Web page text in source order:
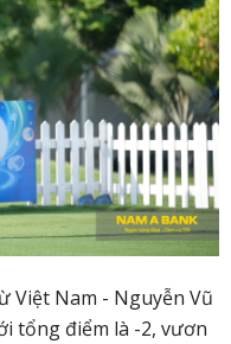
Việt Nam - Nguyễn Vũ
tổng điểm là -2, vươn